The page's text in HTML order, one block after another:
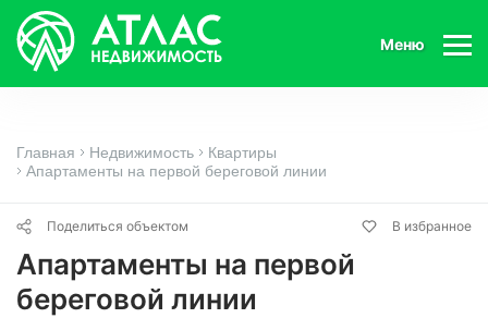
Меню
Главная Недвижимость
Квартиры
Апартаменты на первой береговой линии
Поделиться объектом В избранное
Апартаменты на первой
береговой линии